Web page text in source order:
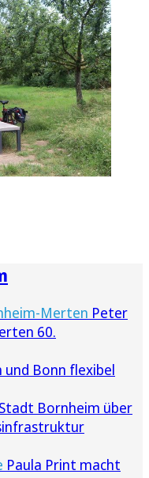
Merten Peter
60.
und Bonn flexibel
Stadt Bornheim über
Paula Print macht